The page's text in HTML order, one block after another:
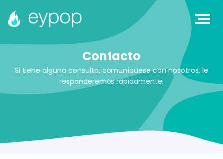
Contacto
Si tiene alguna consulta, comuníquese con nosotros, le
responderemos rápidamente.